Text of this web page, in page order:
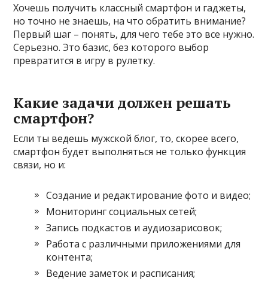
Хочешь получить классный смартфон и гаджеты,
но точно не знаешь, на что обратить внимание?
Первый шаг – понять, для чего тебе это все нужно.
Серьезно. Это базис, без которого выбор
превратится в игру в рулетку.
Какие задачи должен решать
смартфон?
Если ты ведешь мужской блог, то, скорее всего,
смартфон будет выполняться не только функция
связи, но и:
Создание и редактирование фото и видео;
Мониторинг социальных сетей;
Запись подкастов и аудиозарисовок;
Работа с различными приложениями для
контента;
Ведение заметок и расписания;